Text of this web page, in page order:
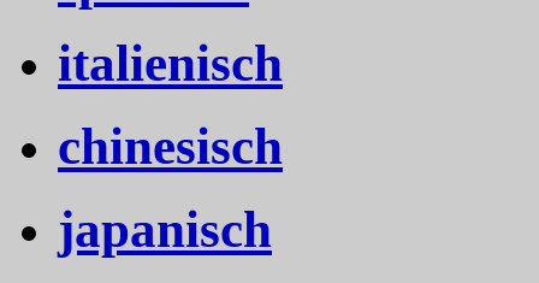
italienisch
chinesisch
japanisch